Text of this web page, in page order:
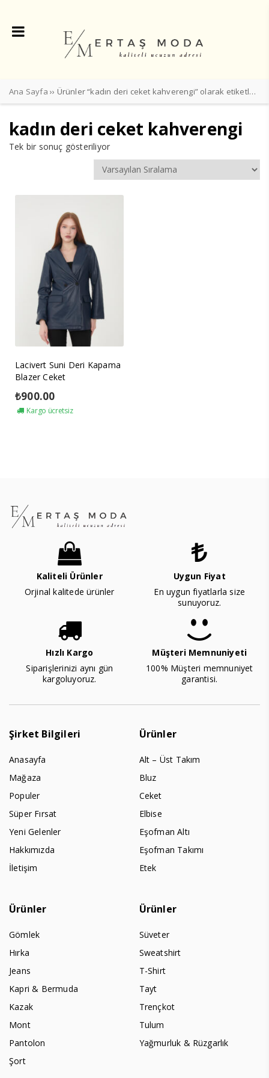
Ana Sayfa ›› Ürünler “kadın deri ceket kahverengi” olarak etiketlendi
kadın deri ceket kahverengi
Tek bir sonuç gösteriliyor
Lacivert Suni Deri Kapama
Blazer Ceket
₺900.00
Kargo ücretsiz
Kaliteli Ürünler
Orjinal kalitede ürünler
Uygun Fiyat
En uygun fiyatlarla size
sunuyoruz.
Hızlı Kargo
Siparişlerinizi aynı gün
kargoluyoruz.
Müşteri Memnuniyeti
100% Müşteri memnuniyet
garantisi.
Şirket Bilgileri
Anasayfa
Mağaza
Populer
Süper Fırsat
Yeni Gelenler
Hakkımızda
İletişim
Ürünler
Alt – Üst Takım
Bluz
Ceket
Elbise
Eşofman Altı
Eşofman Takımı
Etek
Ürünler
Gömlek
Hırka
Jeans
Kapri & Bermuda
Kazak
Mont
Pantolon
Şort
Ürünler
Süveter
Sweatshirt
T-Shirt
Tayt
Trençkot
Tulum
Yağmurluk & Rüzgarlık